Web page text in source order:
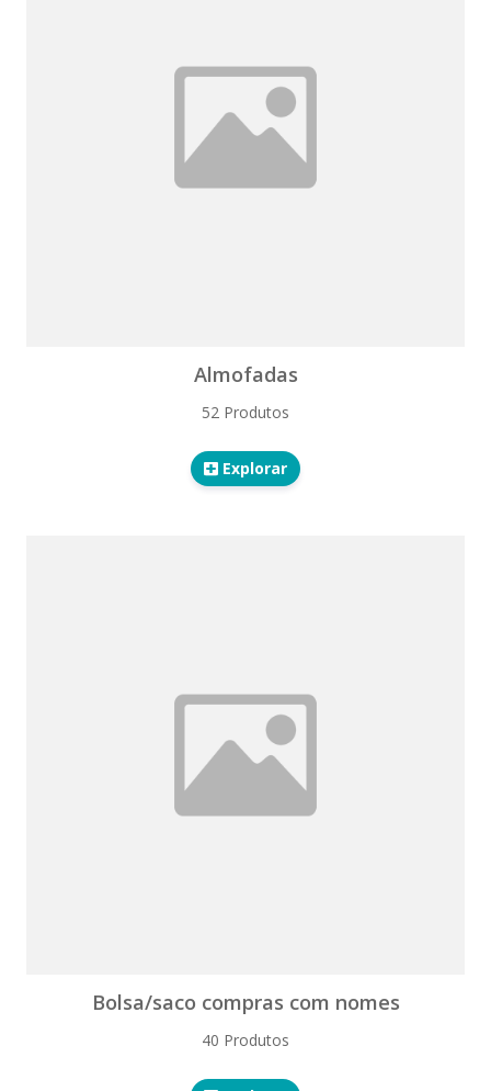
Almofadas
52 Produtos
Explorar
Bolsa/saco compras com nomes
40 Produtos